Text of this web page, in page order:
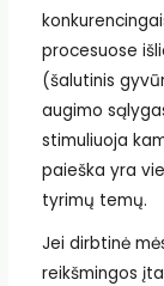
procesuose
(šalutinis
augimo
stimuliuoja
paieška yra
tyrimų temų.
Jei dirbtinė
reikšmingos